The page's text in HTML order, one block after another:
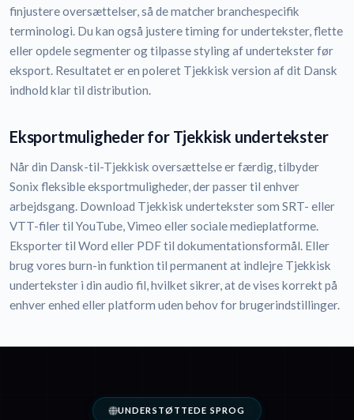
finjustere oversættelser, så de matcher branchespecifik
terminologi. Du kan også justere timing for undertekster, flette
eller opdele segmenter og tilpasse styling af undertekster før
eksport. Resultatet er en poleret Tjekkisk version af dit Dansk
indhold klar til distribution.
Eksportmuligheder for Tjekkisk undertekster
Når din Dansk-til-Tjekkisk oversættelse er færdig, tilbyder
Sonix fleksible eksportmuligheder, der passer til enhver
arbejdsgang. Download Tjekkisk undertekster som SRT- eller
VTT-filer til YouTube, Vimeo eller sociale medieplatforme.
Eksporter til Word eller PDF til dokumentationsformål. Eller
brug vores burn-in funktion til permanent at indlejre Tjekkisk
undertekster i din audio fil, hvilket sikrer, at de vises korrekt på
enhver enhed eller platform uden behov for brugerindstillinger.
UNDERSTØTTEDE SPROG